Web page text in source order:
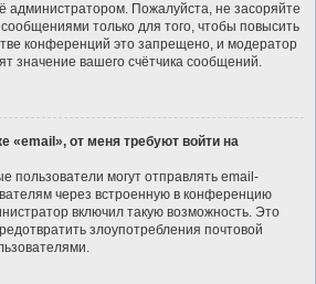
администратором. Пожалуйста, не засоряйте
только для того, чтобы повысить
конференций это запрещено, и модератор
значение вашего счётчика сообщений.
«email», от меня требуют войти на
пользователи могут отправлять email-
через встроенную в конференцию
включил такую возможность. Это
злоупотребления почтовой